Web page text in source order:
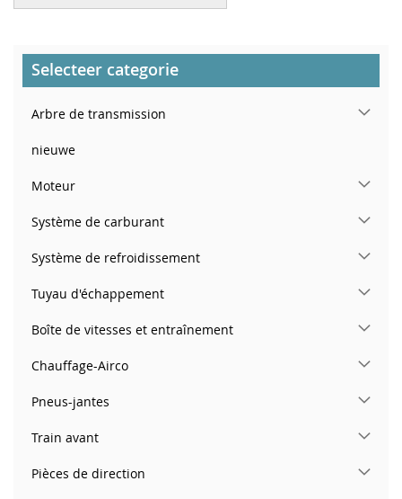
Selecteer categorie
Arbre de transmission
nieuwe
Moteur
Système de carburant
Système de refroidissement
Tuyau d'échappement
Boîte de vitesses et entraînement
Chauffage-Airco
Pneus-jantes
Train avant
Pièces de direction